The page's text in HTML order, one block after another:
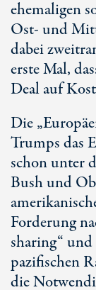
ehemaligen
Ost- und
dabei
erste Mal,
Deal auf
Die
Trumps das
schon unter
Bush und
Forderung
sharing“
pazifischen
die